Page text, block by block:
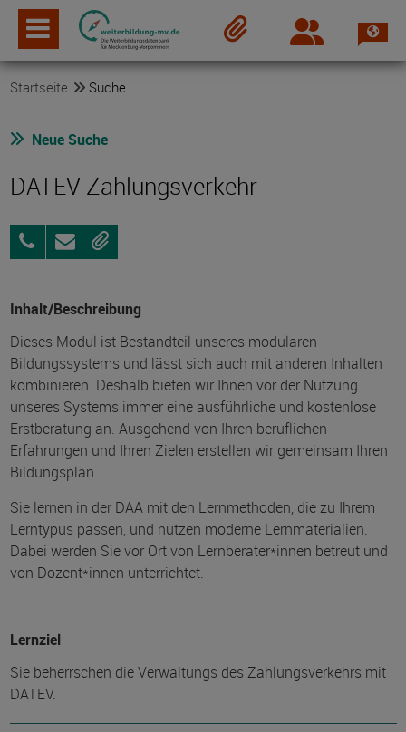
Login
Startseite Suche
Neue Suche
DATEV Zahlungsverkehr
0381
461380
AnfragenMerken
Inhalt/Beschreibung
Dieses Modul ist Bestandteil unseres modularen
Bildungssystems und lässt sich auch mit anderen Inhalten
kombinieren. Deshalb bieten wir Ihnen vor der Nutzung
unseres Systems immer eine ausführliche und kostenlose
Erstberatung an. Ausgehend von Ihren beruflichen
Erfahrungen und Ihren Zielen erstellen wir gemeinsam Ihren
Bildungsplan.
Sie lernen in der DAA mit den Lernmethoden, die zu Ihrem
Lerntypus passen, und nutzen moderne Lernmaterialien.
Dabei werden Sie vor Ort von Lernberater*innen betreut und
von Dozent*innen unterrichtet.
Lernziel
Sie beherrschen die Verwaltungs des Zahlungsverkehrs mit
DATEV.